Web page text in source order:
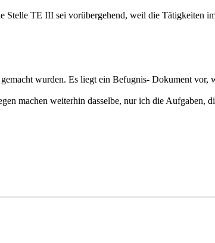
TE III sei vorübergehend, weil die Tätigkeiten
wurden. Es liegt ein Befugnis- Dokument vor,
machen weiterhin dasselbe, nur ich die Aufgaben,